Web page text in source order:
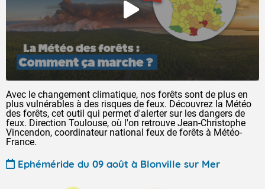
Avec le changement climatique, nos forêts sont de plus en
plus vulnérables à des risques de feux. Découvrez la Météo
des forêts, cet outil qui permet d'alerter sur les dangers de
feux. Direction Toulouse, où l'on retrouve Jean-Christophe
Vincendon, coordinateur national feux de forêts à Météo-
France.
Ephéméride du 09 août à Blonville sur Mer